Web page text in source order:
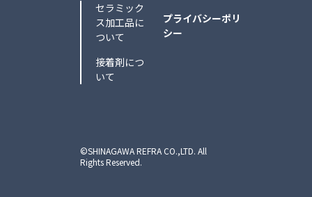
セラミック
ス加工品に
ついて
接着剤につ
いて
プライバシーポリ
シー
©SHINAGAWA REFRA CO.,LTD. All
Rights Reserved.